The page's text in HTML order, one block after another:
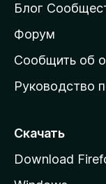
а
ш
н
ю
т
а
Блог
Форум
Сообщить об
Руководство
Скачать
Download